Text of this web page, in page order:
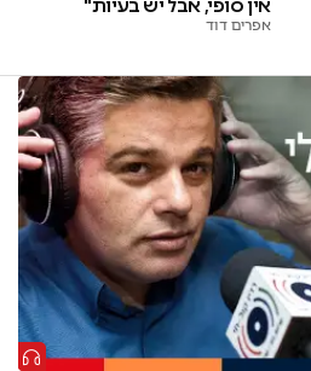
אין סופי, אבל יש בעיות"
אפרים דוד